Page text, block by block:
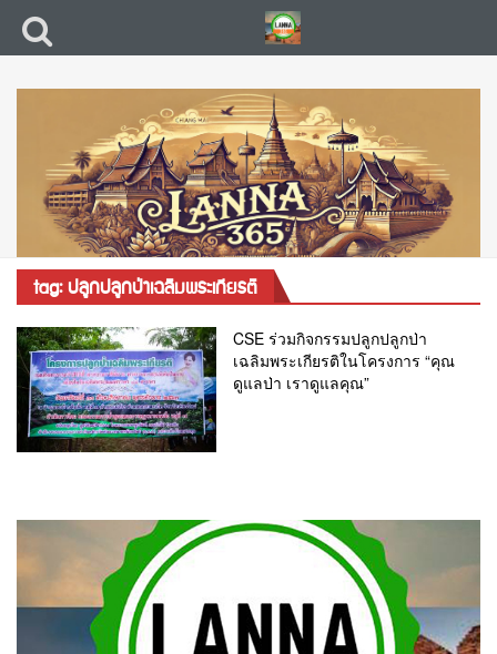
tag: ปลูกปลูกป่าเฉลิมพระเกียรติ
CSE ร่วมกิจกรรมปลูกปลูกป่า
เฉลิมพระเกียรติในโครงการ “คุณ
ดูแลป่า เราดูแลคุณ”